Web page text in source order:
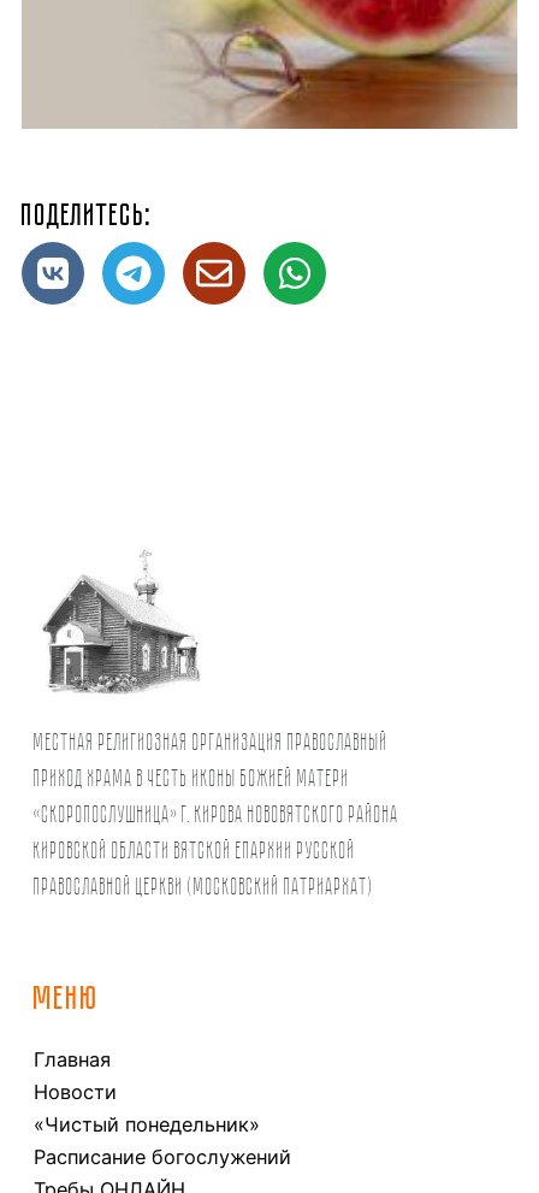
Поделитесь:
Местная религиозная организация православный
Приход храма в честь иконы Божией Матери
«Скоропослушница» г. Кирова Нововятского района
Кировской области Вятской Епархии Русской
Православной Церкви (Московский Патриархат)
МЕНЮ
Главная
Новости
«Чистый понедельник»
Расписание богослужений